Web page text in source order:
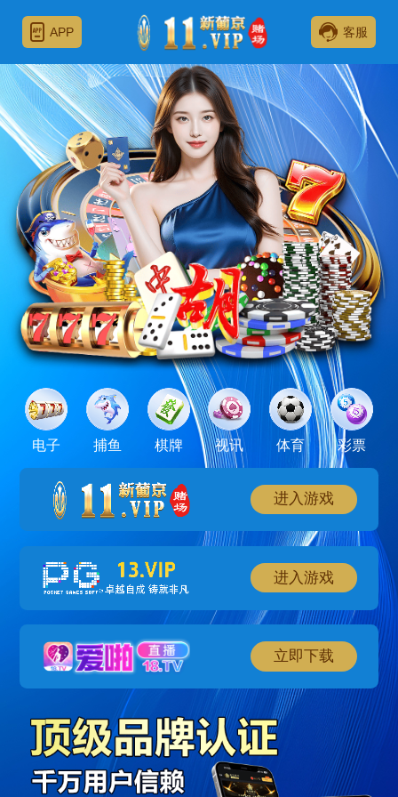
APP 客服
电子 捕鱼 棋牌 视讯 体育 彩票
进入游戏
进入游戏
立即下载